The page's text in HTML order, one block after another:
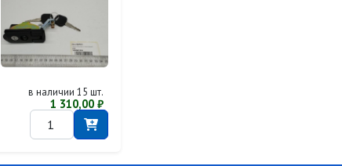
в наличии 15 шт.
1 310,00 ₽